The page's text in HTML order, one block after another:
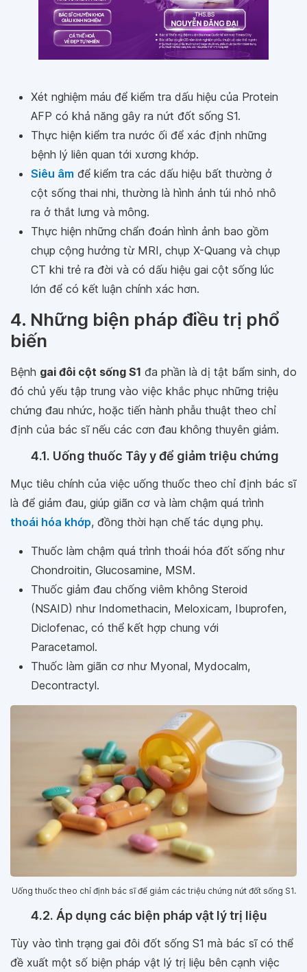
Xét nghiệm máu để kiểm tra dấu hiệu của Protein
AFP có khả năng gây ra nứt đốt sống S1.
Thực hiện kiểm tra nước ối để xác định những
bệnh lý liên quan tới xương khớp.
Siêu âm để kiểm tra các dấu hiệu bất thường ở
cột sống thai nhi, thường là hình ảnh túi nhỏ nhô
ra ở thắt lưng và mông.
Thực hiện những chẩn đoán hình ảnh bao gồm
chụp cộng hưởng từ MRI, chụp X-Quang và chụp
CT khi trẻ ra đời và có dấu hiệu gai cột sống lúc
lớn để có kết luận chính xác hơn.
4. Những biện pháp điều trị phổ
biến
Bệnh gai đôi cột sống S1 đa phần là dị tật bẩm sinh, do
đó chủ yếu tập trung vào việc khắc phục những triệu
chứng đau nhức, hoặc tiến hành phẫu thuật theo chỉ
định của bác sĩ nếu các cơn đau không thuyên giảm.
4.1. Uống thuốc Tây y để giảm triệu chứng
Mục tiêu chính của việc uống thuốc theo chỉ định bác sĩ
là để giảm đau, giúp giãn cơ và làm chậm quá trình
thoái hóa khớp, đồng thời hạn chế tác dụng phụ.
Thuốc làm chậm quá trình thoái hóa đốt sống như
Chondroitin, Glucosamine, MSM.
Thuốc giảm đau chống viêm không Steroid
(NSAID) như Indomethacin, Meloxicam, Ibuprofen,
Diclofenac, có thể kết hợp chung với
Paracetamol.
Thuốc làm giãn cơ như Myonal, Mydocalm,
Decontractyl.
Uống thuốc theo chỉ định bác sĩ để giảm các triệu chứng nứt đốt sống S1.
4.2. Áp dụng các biện pháp vật lý trị liệu
Tùy vào tình trạng gai đôi đốt sống S1 mà bác sĩ có thể
đề xuất một số biện pháp vật lý trị liệu bên cạnh việc